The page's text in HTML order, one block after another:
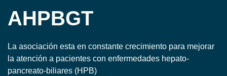
AHPBGT
La asociación esta en constante crecimiento para mejorar
la atención a pacientes con enfermedades hepato-
pancreato-biliares (HPB)